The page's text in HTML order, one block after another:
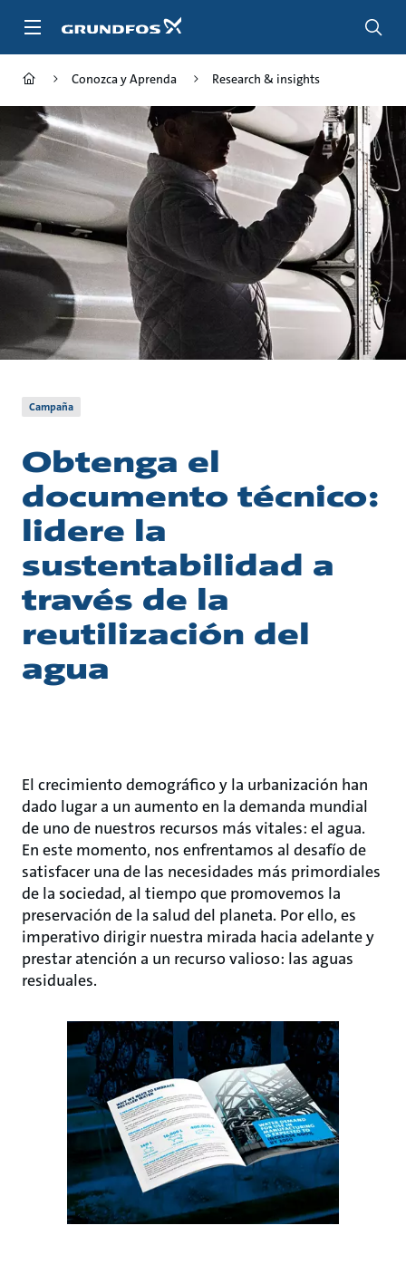
Conozca y Aprenda Research & insights
Campaña
Obtenga el
documento técnico:
lidere la
sustentabilidad a
través de la
reutilización del
agua
El crecimiento demográfico y la urbanización han
dado lugar a un aumento en la demanda mundial
de uno de nuestros recursos más vitales: el agua.
En este momento, nos enfrentamos al desafío de
satisfacer una de las necesidades más primordiales
de la sociedad, al tiempo que promovemos la
preservación de la salud del planeta. Por ello, es
imperativo dirigir nuestra mirada hacia adelante y
prestar atención a un recurso valioso: las aguas
residuales.